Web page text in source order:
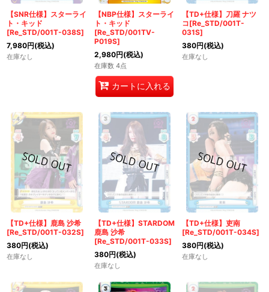
【SNR仕様】スターライ
ト・キッド
[Re_STD/001T-038S]
7,980円(税込)
在庫なし
【NBP仕様】スターライ
ト・キッド
[Re_STD/001TV-
P019S]
2,980円(税込)
在庫数 4点
カートに入れる
【TD+仕様】刀羅 ナツ
コ[Re_STD/001T-
031S]
380円(税込)
在庫なし
【TD+仕様】鹿島 沙希
[Re_STD/001T-032S]
380円(税込)
在庫なし
【TD+仕様】STARDOM
鹿島 沙希
[Re_STD/001T-033S]
380円(税込)
在庫なし
【TD+仕様】吏南
[Re_STD/001T-034S]
380円(税込)
在庫なし